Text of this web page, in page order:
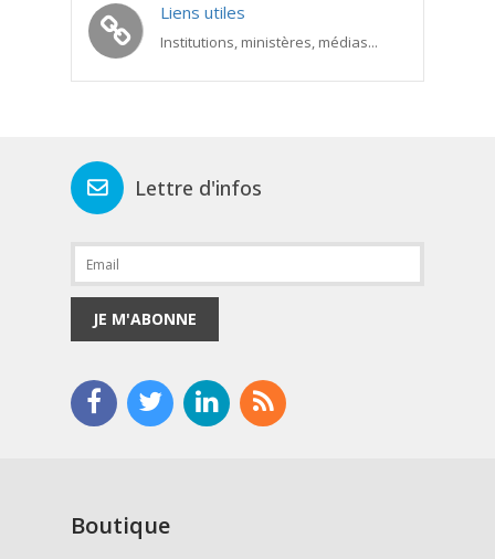
Liens utiles
Institutions, ministères, médias...
Lettre d'infos
JE M'ABONNE
Boutique